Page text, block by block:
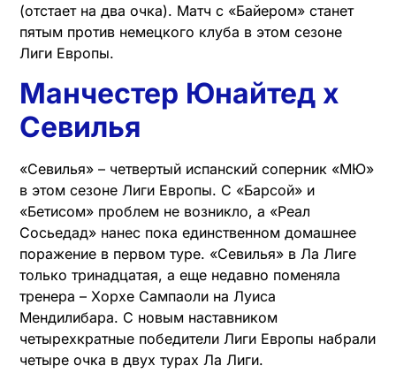
(отстает на два очка). Матч с «Байером» станет
пятым против немецкого клуба в этом сезоне
Лиги Европы.
Манчестер Юнайтед х
Севилья
«Севилья» – четвертый испанский соперник «МЮ»
в этом сезоне Лиги Европы. С «Барсой» и
«Бетисом» проблем не возникло, а «Реал
Сосьедад» нанес пока единственном домашнее
поражение в первом туре. «Севилья» в Ла Лиге
только тринадцатая, а еще недавно поменяла
тренера – Хорхе Сампаоли на Луиса
Мендилибара. С новым наставником
четырехкратные победители Лиги Европы набрали
четыре очка в двух турах Ла Лиги.